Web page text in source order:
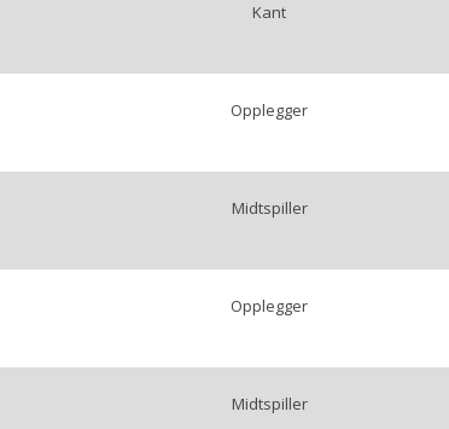
Kant
Opplegger
Midtspiller
Opplegger
Midtspiller